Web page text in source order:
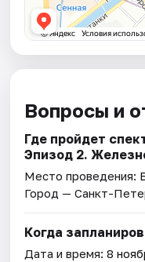
Вопросы и
Где пройдет
Эпизод 2.
Место проведения:
Город — Санкт-
Когда
Дата и время:8